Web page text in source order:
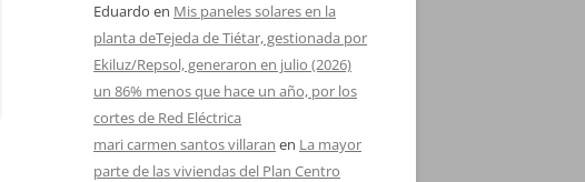
Eduardo en Mis paneles solares en la
planta deTejeda de Tiétar, gestionada por
Ekiluz/Repsol, generaron en julio (2026)
un 86% menos que hace un año, por los
cortes de Red Eléctrica
mari carmen santos villaran en La mayor
parte de las viviendas del Plan Centro